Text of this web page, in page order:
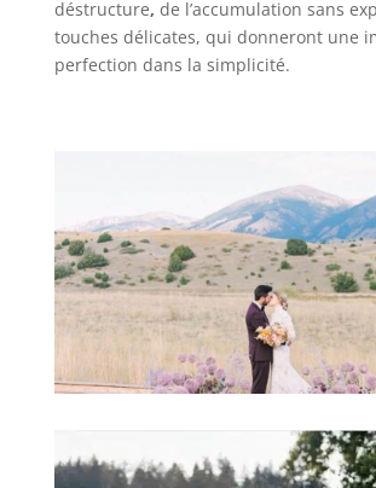
déstructure, de l’accumulation sans
touches délicates, qui donneront une
perfection dans la simplicité.